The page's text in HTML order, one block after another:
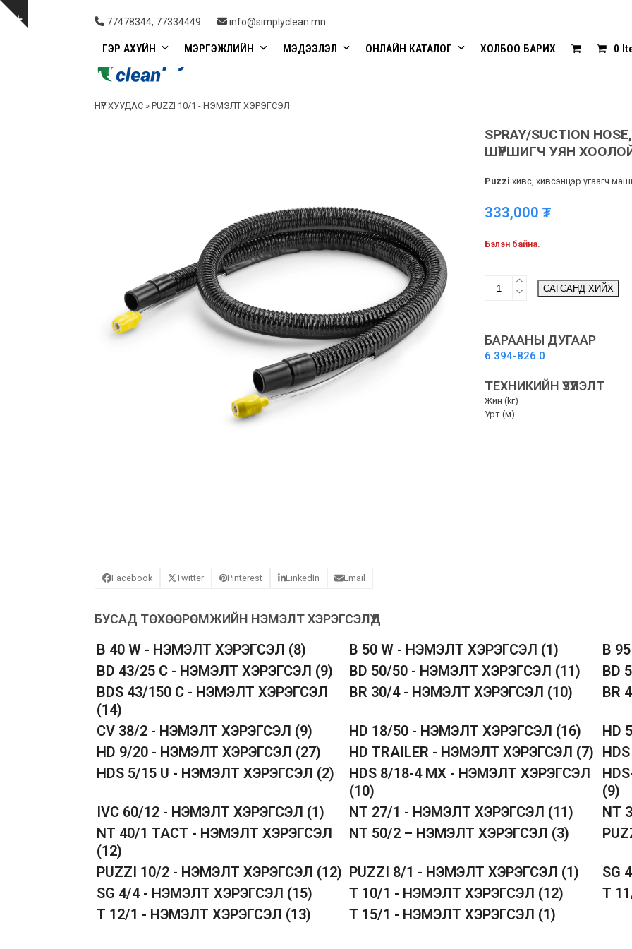
Skip
Show
77478344, 77334449 info@simplyclean.mn
ГЭР АХУЙН МЭРГЭЖЛИЙН МЭДЭЭЛЭЛ ОНЛАЙН КАТАЛОГ ХОЛБОО БАРИХ 0
НҮҮР ХУУДАС »PUZZI 10/1 - НЭМЭЛТ ХЭРЭГСЭЛ
SPRAY/SUCTION
ШҮРШИГЧ УЯН
Puzzi хивс, хивсэнцэр угаагч
333,000 ₮
Бэлэн байна.
Spray/suction
hose,
-
бэлдмэл
уян
хоолой
quantity
САГСАНД ХИЙХ
БАРААНЫ ДУГААР
6.394-826.0
ТЕХНИКИЙН ҮЗҮҮЛЭЛТ
Жин (kг)
Урт (м)
Facebook Twitter Pinterest LinkedIn Email
БУСАД ТӨХӨӨРӨМЖИЙН НЭМЭЛТ ХЭРЭГСЭЛҮҮД
B 40 W - НЭМЭЛТ ХЭРЭГСЭЛ (8) B 50 W - НЭМЭЛТ ХЭРЭГСЭЛ (1) B
BD 43/25 C - НЭМЭЛТ ХЭРЭГСЭЛ (9) BD 50/50 - НЭМЭЛТ ХЭРЭГСЭЛ (11) BD
BDS 43/150 C - НЭМЭЛТ ХЭРЭГСЭЛ
(14)
BR 30/4 - НЭМЭЛТ ХЭРЭГСЭЛ (10) BR
CV 38/2 - НЭМЭЛТ ХЭРЭГСЭЛ (9) HD 18/50 - НЭМЭЛТ ХЭРЭГСЭЛ (16) HD
HD 9/20 - НЭМЭЛТ ХЭРЭГСЭЛ (27) HD TRAILER - НЭМЭЛТ ХЭРЭГСЭЛ (7)
HDS 5/15 U - НЭМЭЛТ ХЭРЭГСЭЛ (2)
HDS 8/18-4 MX - НЭМЭЛТ ХЭРЭГСЭЛ
(10)
(9)
IVC 60/12 - НЭМЭЛТ ХЭРЭГСЭЛ (1) NT 27/1 - НЭМЭЛТ ХЭРЭГСЭЛ (11) NT
NT 40/1 TACT - НЭМЭЛТ ХЭРЭГСЭЛ
(12)
NT 50/2 – НЭМЭЛТ ХЭРЭГСЭЛ (3)
PUZZI 10/2 - НЭМЭЛТ ХЭРЭГСЭЛ (12) PUZZI 8/1 - НЭМЭЛТ ХЭРЭГСЭЛ (1) SG
SG 4/4 - НЭМЭЛТ ХЭРЭГСЭЛ (15) T 10/1 - НЭМЭЛТ ХЭРЭГСЭЛ (12) T
T 12/1 - НЭМЭЛТ ХЭРЭГСЭЛ (13) T 15/1 - НЭМЭЛТ ХЭРЭГСЭЛ (1)